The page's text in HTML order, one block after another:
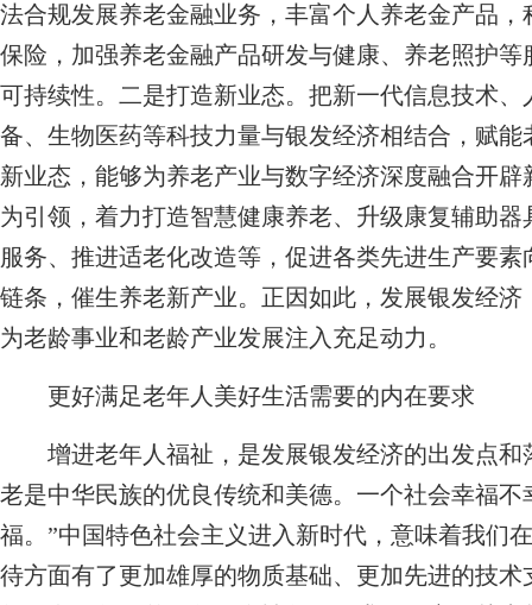
法合规发展养老金融业务，丰富个人养老金产品
保险，加强养老金融产品研发与健康、养老照护
可持续性。二是打造新业态。把新一代信息技术
备、生物医药等科技力量与银发经济相结合，赋
新业态，能够为养老产业与数字经济深度融合开
为引领，着力打造智慧健康养老、升级康复辅助
服务、推进适老化改造等，促进各类先进生产要
链条，催生养老新产业。正因如此，发展银发经
为老龄事业和老龄产业发展注入充足动力。
更好满足老年人美好生活需要的内在要求
增进老年人福祉，是发展银发经济的出发点和
老是中华民族的优良传统和美德。一个社会幸福
福。”中国特色社会主义进入新时代，意味着我们
待方面有了更加雄厚的物质基础、更加先进的技